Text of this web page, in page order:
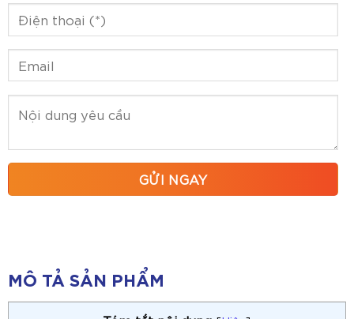
MÔ TẢ SẢN PHẨM